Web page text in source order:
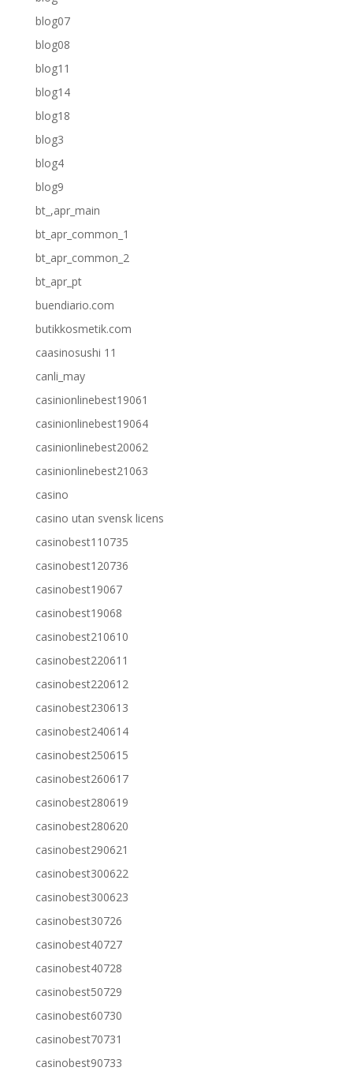
blog07
blog08
blog11
blog14
blog18
blog3
blog4
blog9
bt_,apr_main
bt_apr_common_1
bt_apr_common_2
bt_apr_pt
buendiario.com
butikkosmetik.com
caasinosushi 11
canli_may
casinionlinebest19061
casinionlinebest19064
casinionlinebest20062
casinionlinebest21063
casino
casino utan svensk licens
casinobest110735
casinobest120736
casinobest19067
casinobest19068
casinobest210610
casinobest220611
casinobest220612
casinobest230613
casinobest240614
casinobest250615
casinobest260617
casinobest280619
casinobest280620
casinobest290621
casinobest300622
casinobest300623
casinobest30726
casinobest40727
casinobest40728
casinobest50729
casinobest60730
casinobest70731
casinobest90733